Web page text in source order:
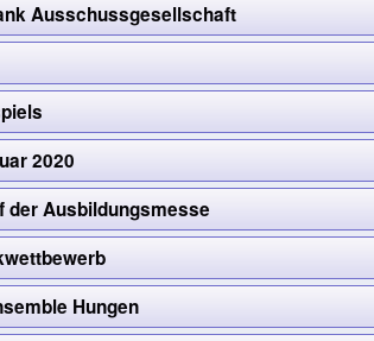
Ausschussgesellschaft
2020
der Ausbildungsmesse
Hungen